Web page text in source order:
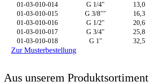
01-03-010-014
G 1/4" 13,0
01-03-010-015
G 3/8"" 16,3
01-03-010-016
G 1/2" 20,6
01-03-010-017
G 3/4" 25,8
01-03-010-018
G 1" 32,5
Zur Musterbestellung
Aus unserem Produktsortiment